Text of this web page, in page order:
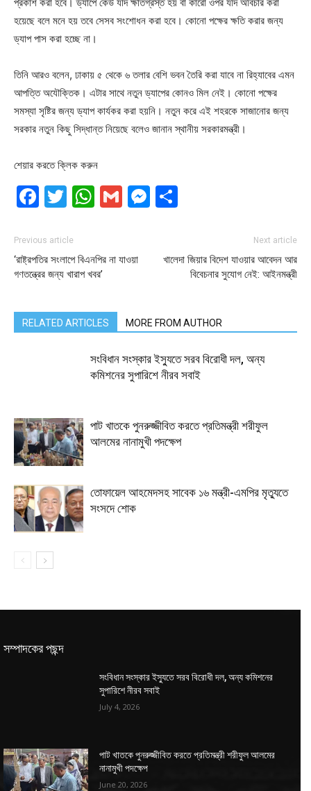
প্রকাশ করা হবে। ড্যাপে কেউ যদি ক্ষতিগ্রস্ত হয় বা কারো ওপর যদি অবিচার করা
হয়েছে বলে মনে হয় তবে সেসব সংশোধন করা হবে। কোনো পক্ষের ক্ষতি করার জন্য
ড্যাপ পাস করা হচ্ছে না।
তিনি আরও বলেন, ঢাকায় ৫ থেকে ৬ তলার বেশি ভবন তৈরি করা যাবে না রিহ্যাবের এমন
আপত্তি অযৌক্তিক। এটার সাথে নতুন ড্যাপের কোনও মিল নেই। কোনো পক্ষের
সমস্যা সৃষ্টির জন্য ড্যাপ কার্যকর করা হয়নি। নতুন করে এই শহরকে সাজানোর জন্য
সরকার নতুন কিছু সিদ্ধান্ত নিয়েছে বলেও জানান স্থানীয় সরকারমন্ত্রী।
শেয়ার করতে ক্লিক করুন
Facebook
Twitter
WhatsApp
GmailMessenger
Previous article
‘রাষ্ট্রপতির সংলাপে বিএনপির না যাওয়া
গণতন্ত্রের জন্য খারাপ খবর’
Next article
খালেদা জিয়ার বিদেশ যাওয়ার আবেদন আর
বিবেচনার সুযোগ নেই: আইনমন্ত্রী
RELATED ARTICLES MORE FROM AUTHOR
সংবিধান সংস্কার ইস্যুতে সরব বিরোধী দল, অন্য
কমিশনের সুপারিশে নীরব সবাই
পাট খাতকে পুনরুজ্জীবিত করতে প্রতিমন্ত্রী শরীফুল
আলমের নানামুখী পদক্ষেপ
তোফায়েল আহমেদসহ সাবেক ১৬ মন্ত্রী-এমপির মৃত্যুতে
সংসদে শোক
সম্পাদকের পছন্দ
সংবিধান সংস্কার ইস্যুতে সরব বিরোধী দল, অন্য কমিশনের
সুপারিশে নীরব সবাই
July 4, 2026
পাট খাতকে পুনরুজ্জীবিত করতে প্রতিমন্ত্রী শরীফুল আলমের
নানামুখী পদক্ষেপ
June 20, 2026